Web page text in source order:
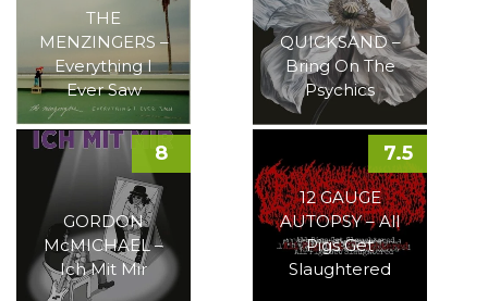
THE
MENZINGERS –
Everything I
Ever Saw
QUICKSAND –
Bring On The
Psychics
GORDON
McMICHAEL –
Ich Mit Mir
8
12 GAUGE
AUTOPSY – All
Pigs Get
Slaughtered
7.5